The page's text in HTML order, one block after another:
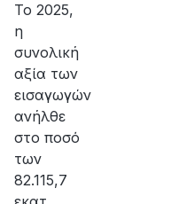
Το 2025,
η
συνολική
αξία των
εισαγωγών
ανήλθε
στο ποσό
των
82.115,7